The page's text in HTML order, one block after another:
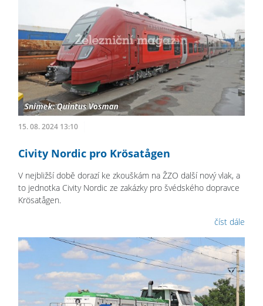
15. 08. 2024 13:10
Civity Nordic pro Krösatågen
V nejbližší době dorazí ke zkouškám na ŽZO další nový vlak, a
to jednotka Civity Nordic ze zakázky pro švédského dopravce
Krösatågen.
číst dále